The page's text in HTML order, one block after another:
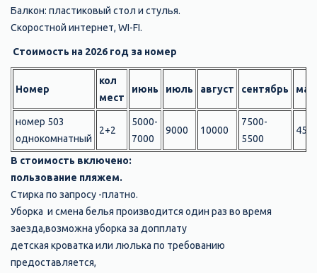
Балкон: пластиковый стол и стулья.
Скоростной интернет, WI-FI.
Стоимость на 2026 год за номер
Номер
кол
мест
июнь июль август сентябрь май
номер 503
однокомнатный
2+2
5000-
7000
9000 10000
7500-
5500
В стоимость включено:
пользование пляжем.
Стирка по запросу -платно.
Уборка и смена белья производится один раз во время
заезда,возможна уборка за допплату
детская кроватка или люлька по требованию
предоставляется,